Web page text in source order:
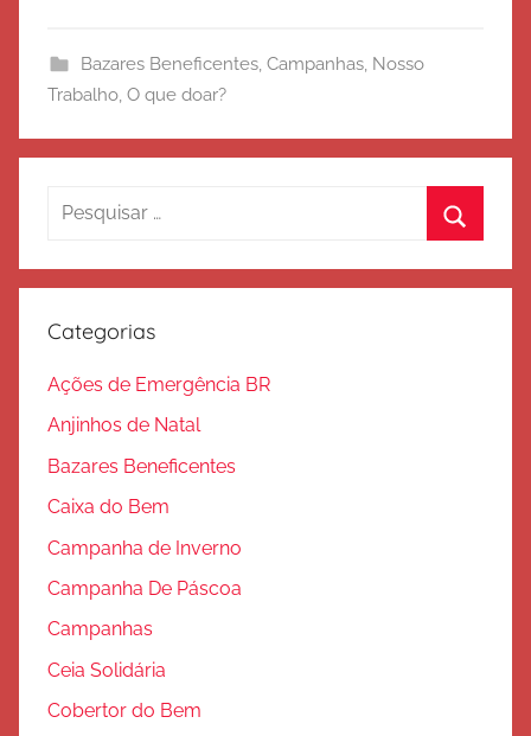
t
e
v
Bazares Beneficentes, Campanhas, Nosso
Trabalho, O que doar?
Pesquisar
Categorias
Ações de Emergência BR
Anjinhos de Natal
Bazares Beneficentes
Caixa do Bem
Campanha de Inverno
Campanha De Páscoa
Campanhas
Ceia Solidária
Cobertor do Bem